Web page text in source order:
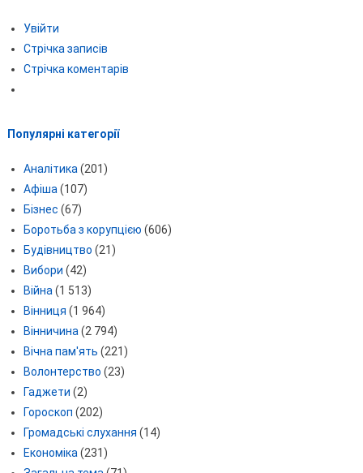
Увійти
Стрічка записів
Стрічка коментарів
Популярні категорії
Аналітика (201)
Афіша (107)
Бізнес (67)
Боротьба з корупцією (606)
Будівництво (21)
Вибори (42)
Війна (1 513)
Вінниця (1 964)
Вінничина (2 794)
Вічна пам'ять (221)
Волонтерство (23)
Гаджети (2)
Гороскоп (202)
Громадські слухання (14)
Економіка (231)